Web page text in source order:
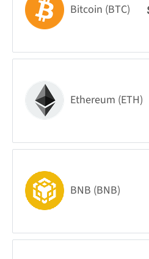
Bitcoin (BTC)
Ethereum (ETH)
BNB (BNB)